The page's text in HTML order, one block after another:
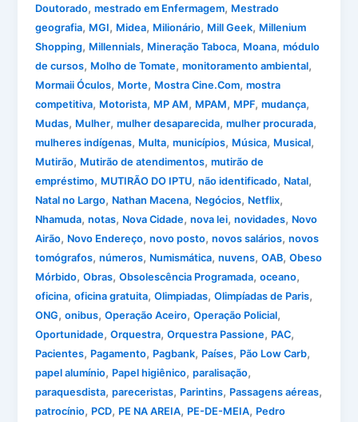
Doutorado,mestrado em Enfermagem, Mestrado
geografia, MGI, Midea, Milionário, Mill Geek, Millenium
Shopping, Millennials, Mineração Taboca, Moana,módulo
de cursos, Molho de Tomate,monitoramento ambiental,
Mormaii Óculos, Morte, Mostra Cine.Com,mostra
competitiva, Motorista, MP AM, MPAM, MPF,mudança,
Mudas, Mulher,mulher desaparecida,mulher procurada,
mulheres indígenas, Multa,municípios, Música, Musical,
Mutirão, Mutirão de atendimentos,mutirão de
empréstimo, MUTIRÃO DO IPTU,não identificado, Natal,
Natal no Largo, Nathan Macena, Negócios, Netflix,
Nhamuda,notas, Nova Cidade,nova lei,novidades, Novo
Airão, Novo Endereço,novo posto,novos salários,novos
tomógrafos,números, Numismática,nuvens,OAB,Obeso
Mórbido,Obras,Obsolescência Programada,oceano,
oficina,oficina gratuita,Olimpiadas,Olimpíadas de Paris,
ONG,onibus,Operação Aceiro,Operação Policial,
Oportunidade,Orquestra,Orquestra Passione, PAC,
Pacientes, Pagamento, Pagbank, Países, Pão Low Carb,
papel alumínio, Papel higiênico,paralisação,
paraquesdista,pareceristas, Parintins, Passagens aéreas,
patrocínio, PCD, PE NA AREIA, PE-DE-MEIA, Pedro